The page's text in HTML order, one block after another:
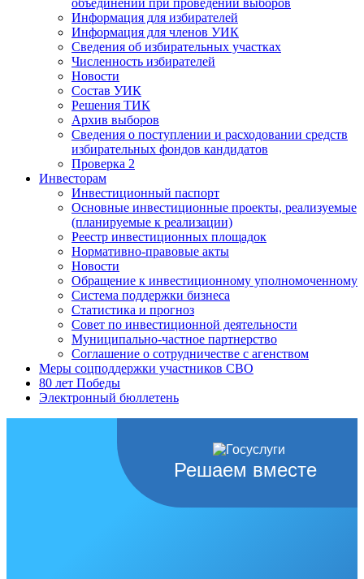
объединений при проведении выборов
Информация для избирателей
Информация для членов УИК
Сведения об избирательных участках
Численность избирателей
Новости
Состав УИК
Решения ТИК
Архив выборов
Сведения о поступлении и расходовании средств
избирательных фондов кандидатов
Проверка 2
Инвесторам
Инвестиционный паспорт
Основные инвестиционные проекты, реализуемые
(планируемые к реализации)
Реестр инвестиционных площадок
Нормативно-правовые акты
Новости
Обращение к инвестиционному уполномоченному
Система поддержки бизнеса
Статистика и прогноз
Совет по инвестиционной деятельности
Муниципально-частное партнерство
Соглашение о сотрудничестве с агенством
Меры соцподдержки участников СВО
80 лет Победы
Электронный бюллетень
Решаем вместе